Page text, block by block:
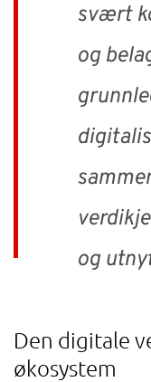
svært
og
og
Den digitale
økosystem